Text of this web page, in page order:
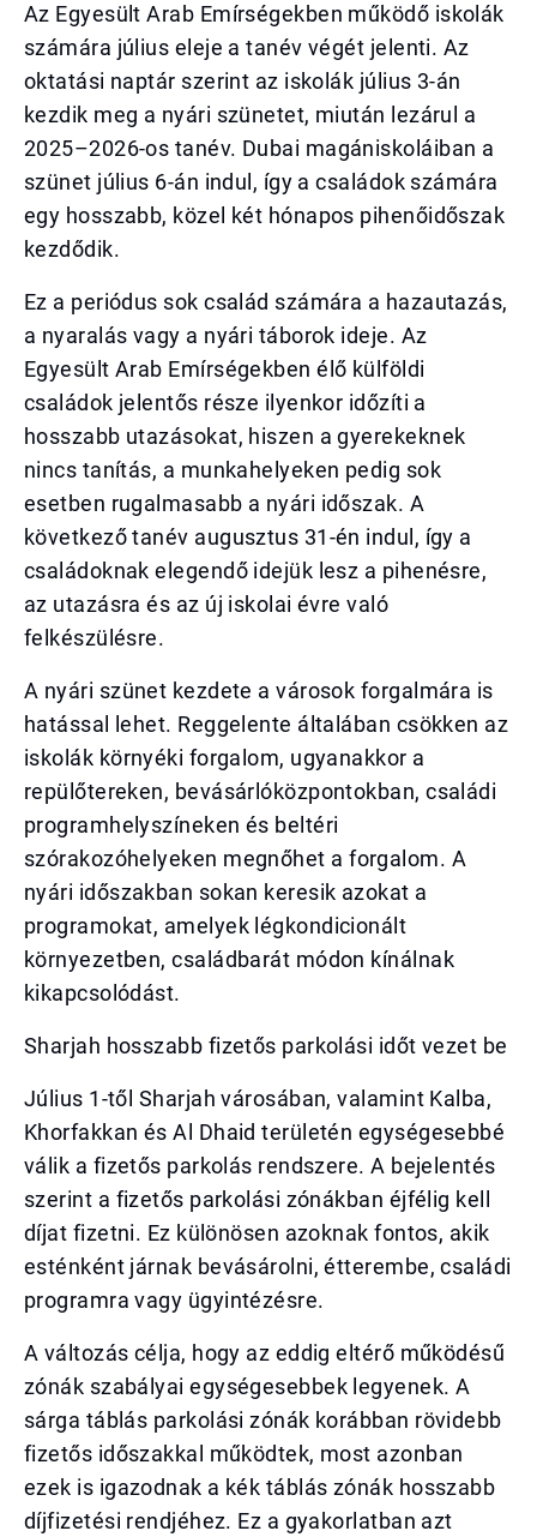
Az Egyesült Arab Emírségekben működő iskolák
számára július eleje a tanév végét jelenti. Az
oktatási naptár szerint az iskolák július 3-án
kezdik meg a nyári szünetet, miután lezárul a
2025–2026-os tanév. Dubai magániskoláiban a
szünet július 6-án indul, így a családok számára
egy hosszabb, közel két hónapos pihenőidőszak
kezdődik.
Ez a periódus sok család számára a hazautazás,
a nyaralás vagy a nyári táborok ideje. Az
Egyesült Arab Emírségekben élő külföldi
családok jelentős része ilyenkor időzíti a
hosszabb utazásokat, hiszen a gyerekeknek
nincs tanítás, a munkahelyeken pedig sok
esetben rugalmasabb a nyári időszak. A
következő tanév augusztus 31-én indul, így a
családoknak elegendő idejük lesz a pihenésre,
az utazásra és az új iskolai évre való
felkészülésre.
A nyári szünet kezdete a városok forgalmára is
hatással lehet. Reggelente általában csökken az
iskolák környéki forgalom, ugyanakkor a
repülőtereken, bevásárlóközpontokban, családi
programhelyszíneken és beltéri
szórakozóhelyeken megnőhet a forgalom. A
nyári időszakban sokan keresik azokat a
programokat, amelyek légkondicionált
környezetben, családbarát módon kínálnak
kikapcsolódást.
Sharjah hosszabb fizetős parkolási időt vezet be
Július 1-től Sharjah városában, valamint Kalba,
Khorfakkan és Al Dhaid területén egységesebbé
válik a fizetős parkolás rendszere. A bejelentés
szerint a fizetős parkolási zónákban éjfélig kell
díjat fizetni. Ez különösen azoknak fontos, akik
esténként járnak bevásárolni, étterembe, családi
programra vagy ügyintézésre.
A változás célja, hogy az eddig eltérő működésű
zónák szabályai egységesebbek legyenek. A
sárga táblás parkolási zónák korábban rövidebb
fizetős időszakkal működtek, most azonban
ezek is igazodnak a kék táblás zónák hosszabb
díjfizetési rendjéhez. Ez a gyakorlatban azt